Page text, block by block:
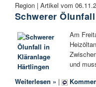
Region | Artikel vom
Schwerer
Am
und
Weiterlesen » |